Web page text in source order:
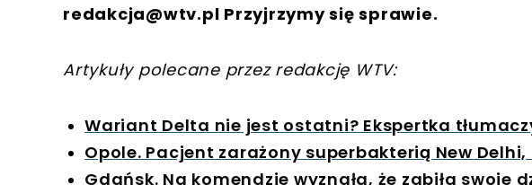
redakcja@wtv.pl Przyjrzymy się sprawie.
Artykuły polecane przez redakcję WTV:
Wariant Delta nie jest ostatni? Ekspertka
Opole. Pacjent zarażony superbakterią New
Gdańsk. Na komendzie wyznała, że zabiła swoje